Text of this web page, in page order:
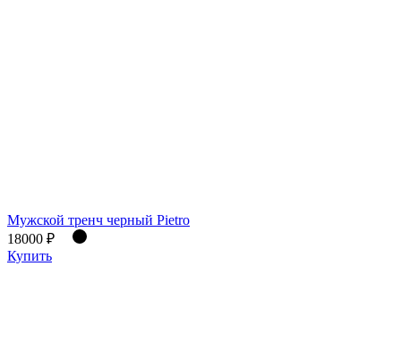
Мужской тренч черный Pietro
18000 ₽
Купить